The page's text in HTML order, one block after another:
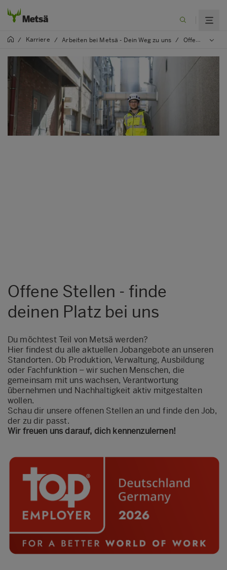
/ Karriere / Arbeiten bei Metsä - Dein Weg zu uns / Offene Stellen - finde deinen Platz bei uns
Offene Stellen - finde
deinen Platz bei uns
Du möchtest Teil von Metsä werden?
Hier findest du alle aktuellen Jobangebote an unseren
Standorten. Ob Produktion, Verwaltung, Ausbildung
oder Fachfunktion – wir suchen Menschen, die
gemeinsam mit uns wachsen, Verantwortung
übernehmen und Nachhaltigkeit aktiv mitgestalten
wollen.
Schau dir unsere offenen Stellen an und finde den Job,
der zu dir passt.
Wir freuen uns darauf, dich kennenzulernen!